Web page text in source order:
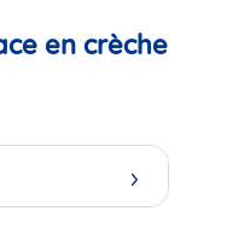
en crèche